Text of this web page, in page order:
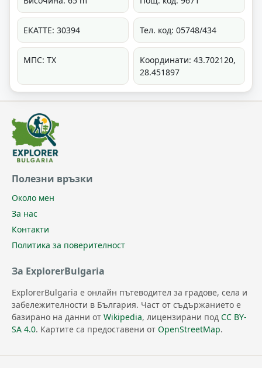
ЕКАТТЕ: 30394 Тел. код: 05748/434
МПС: ТХ
Координати: 43.702120,
28.451897
Полезни връзки
Около мен
За нас
Контакти
Политика за поверителност
За ExplorerBulgaria
ExplorerBulgaria е онлайн пътеводител за градове, села и
забележителности в България. Част от съдържанието е
базирано на данни от Wikipedia, лицензирани под CC BY-
SA 4.0. Картите са предоставени от OpenStreetMap.